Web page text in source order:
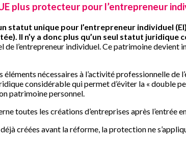
plus protecteur pour l’entrepreneur
statut unique pour l’entrepreneur individuel
Il n’y a donc plus qu’un seul statut juridique
de l’entrepreneur individuel. Ce patrimoine devient
éléments nécessaires à l’activité professionnelle
considérable qui permet d’éviter la « double
patrimoine personnel.
toutes les créations d’entreprises après l’entrée
créées avant la réforme, la protection ne